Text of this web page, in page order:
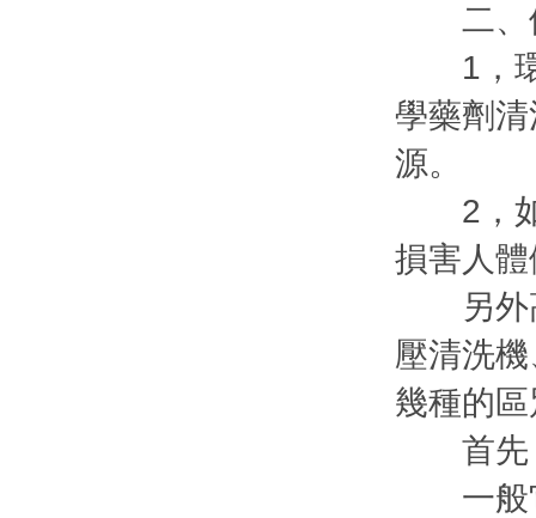
二、
1，環
學藥劑
源。
2，如
損害人
另外高
壓清洗
幾種的
首先，
一般它